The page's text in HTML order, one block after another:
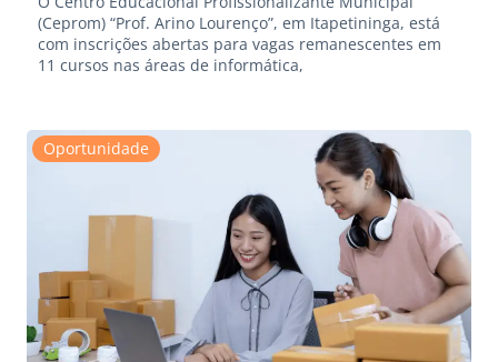
(Ceprom) “Prof. Arino Lourenço”, em Itapetininga, está
com inscrições abertas para vagas remanescentes em
11 cursos nas áreas de informática,
Oportunidade